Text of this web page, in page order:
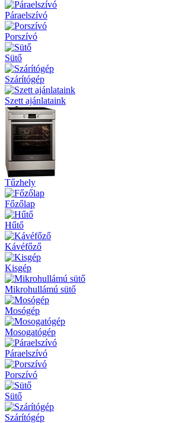
Páraelszívó
Porszívó
Sütő
Szárítógép
Szett ajánlataink
Tűzhely
Főzőlap
Hűtő
Kávéfőző
Kisgép
Mikrohullámú sütő
Mosógép
Mosogatógép
Páraelszívó
Porszívó
Sütő
Szárítógép